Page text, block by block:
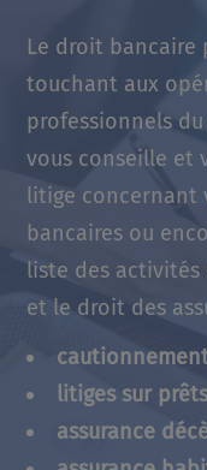
Le droit bancaire
touchant aux
professionnels
vous conseille et
litige concernant
bancaires ou
liste des
et le droit des
litiges sur
assurance